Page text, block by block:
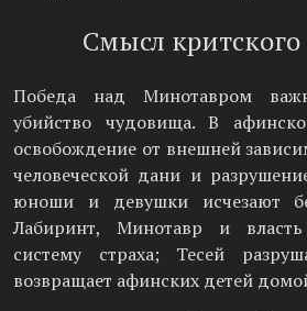
Смысл
Победа над Минотавром
убийство чудовища. В
освобождение от внешней
человеческой дани и
юноши и девушки исчезают
Лабиринт, Минотавр и
систему страха; Тесей
возвращает афинских детей